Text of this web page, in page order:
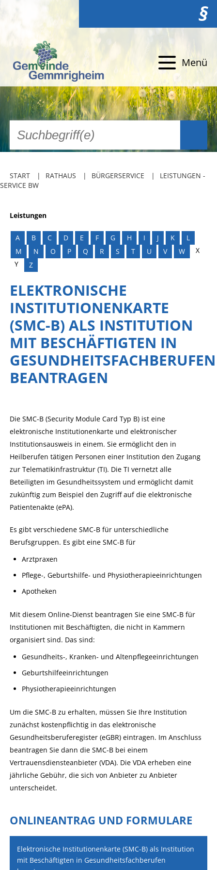
§
Menü
START RATHAUS BÜRGERSERVICE
LEISTUNGEN -
SERVICE BW
Leistungen
A B C D E F G H I J K
L
M
N O P Q R S T U V W
X
Y
Z
ELEKTRONISCHE
INSTITUTIONENKARTE
(SMC-B) ALS INSTITUTION
MIT BESCHÄFTIGTEN IN
GESUNDHEITSFACHBERUFEN
BEANTRAGEN
Die SMC-B (Security Module Card Typ B) ist eine
elektronische Institutionenkarte und elektronischer
Institutionsausweis in einem. Sie ermöglicht den in
Heilberufen tätigen Personen einer Institution den Zugang
zur Telematikinfrastruktur (TI). Die TI vernetzt alle
Beteiligten im Gesundheitssystem und ermöglicht damit
zukünftig zum Beispiel den Zugriff auf die elektronische
Patientenakte (ePA).
Es gibt verschiedene SMC-B für unterschiedliche
Berufsgruppen. Es gibt eine SMC-B für
Arztpraxen
Pflege-, Geburtshilfe- und Physiotherapieeinrichtungen
Apotheken
Mit diesem Online-Dienst beantragen Sie eine SMC-B für
Institutionen mit Beschäftigten, die nicht in Kammern
organisiert sind. Das sind:
Gesundheits-, Kranken- und Altenpflegeeinrichtungen
Geburtshilfeeinrichtungen
Physiotherapieeinrichtungen
Um die SMC-B zu erhalten, müssen Sie Ihre Institution
zunächst kostenpflichtig in das elektronische
Gesundheitsberuferegister (eGBR) eintragen. Im Anschluss
beantragen Sie dann die SMC-B bei einem
Vertrauensdiensteanbieter (VDA). Die VDA erheben eine
jährliche Gebühr, die sich von Anbieter zu Anbieter
unterscheidet.
ONLINEANTRAG UND FORMULARE
Elektronische Institutionenkarte (SMC-B) als Institution
mit Beschäftigten in Gesundheitsfachberufen